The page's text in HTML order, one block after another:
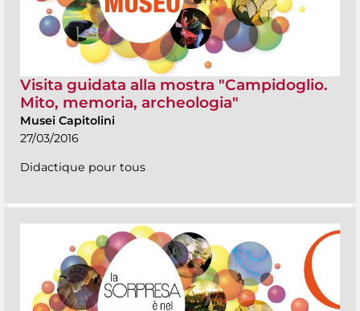
Visita guidata alla mostra "Campidoglio.
Mito, memoria, archeologia"
Musei Capitolini
27/03/2016
Didactique pour tous